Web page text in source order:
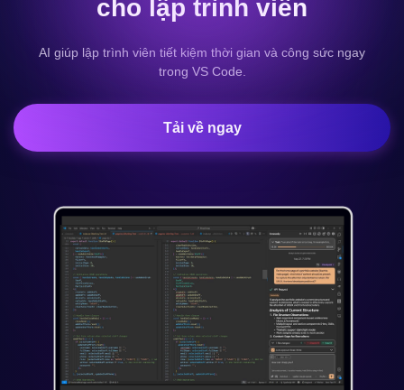
cho lập trình viên
AI giúp lập trình viên tiết kiệm thời gian và công sức ngay
trong VS Code.
Tải về ngay